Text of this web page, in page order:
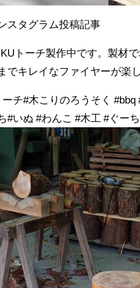
スタグラム投稿記事
トーチ製作中です。製材
でキレイなファイヤーが楽
ーチ#木こりのろうそく
#いぬ #わんこ #木工 #ぐー